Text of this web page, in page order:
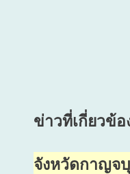
ข่าวที่เกี่ยวข้อ
จังหวัดกาญจ